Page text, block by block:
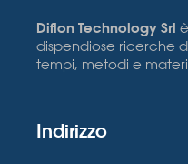
Diflon Technology Srl
dispendiose ricerche
tempi, metodi e
Indirizzo